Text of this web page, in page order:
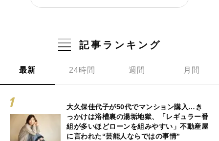
記事ランキング
最新 24時間 週間 月間
大久保佳代子が50代でマンション購入…き
っかけは浴槽裏の湯垢地獄、「レギュラー番
組が多いほどローンを組みやすい」不動産屋
に言われた“芸能人ならではの事情”